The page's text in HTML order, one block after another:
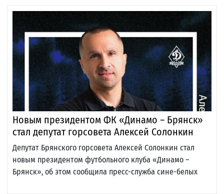
Новым президентом ФК «Динамо – Брянск»
стал депутат горсовета Алексей Солонкин
Депутат Брянского горсовета Алексей Солонкин стал
новым президентом футбольного клуба «Динамо –
Брянск», об этом сообщила пресс-служба сине-белых